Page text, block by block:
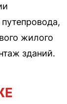
жилого
зданий.